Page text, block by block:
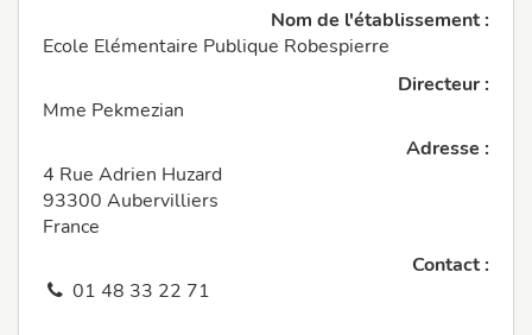
Nom de l'établissement :
Ecole Elémentaire Publique Robespierre
Directeur :
Mme Pekmezian
Adresse :
4 Rue Adrien Huzard
93300 Aubervilliers
France
Contact :
01 48 33 22 71